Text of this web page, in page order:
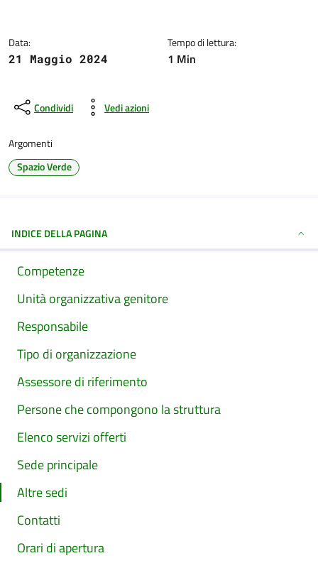
Data:
21 Maggio 2024
Tempo di lettura:
1 Min
Condividi Vedi azioni
Argomenti
Spazio Verde
INDICE DELLA PAGINA
Competenze
Unità organizzativa genitore
Responsabile
Tipo di organizzazione
Assessore di riferimento
Persone che compongono la struttura
Elenco servizi offerti
Sede principale
Altre sedi
Contatti
Orari di apertura